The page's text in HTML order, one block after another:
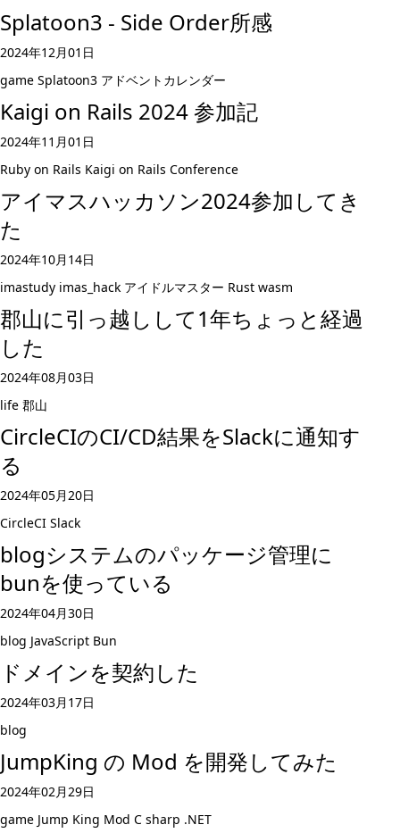
Splatoon3 - Side Order所感
2024年12月01日
game Splatoon3 アドベントカレンダー
Kaigi on Rails 2024 参加記
2024年11月01日
Ruby on Rails Kaigi on Rails Conference
アイマスハッカソン2024参加してき
た
2024年10月14日
imastudy imas_hack アイドルマスター Rust wasm
郡山に引っ越しして1年ちょっと経過
した
2024年08月03日
life 郡山
CircleCIのCI/CD結果をSlackに通知す
る
2024年05月20日
CircleCI Slack
blogシステムのパッケージ管理に
bunを使っている
2024年04月30日
blog JavaScript Bun
ドメインを契約した
2024年03月17日
blog
JumpKing の Mod を開発してみた
2024年02月29日
game Jump King Mod C sharp .NET